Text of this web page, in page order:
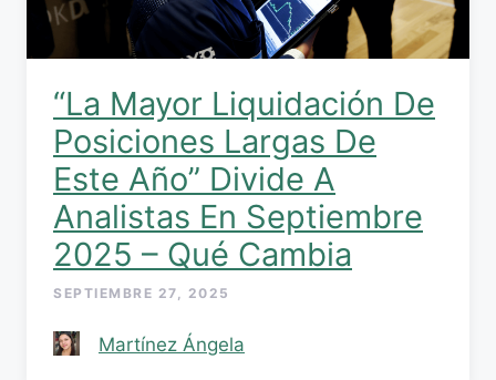
“La Mayor Liquidación De
Posiciones Largas De
Este Año” Divide A
Analistas En Septiembre
2025 – Qué Cambia
SEPTIEMBRE 27, 2025
Martínez Ángela